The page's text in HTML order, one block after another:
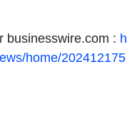
businesswire.com : h
home/202412175